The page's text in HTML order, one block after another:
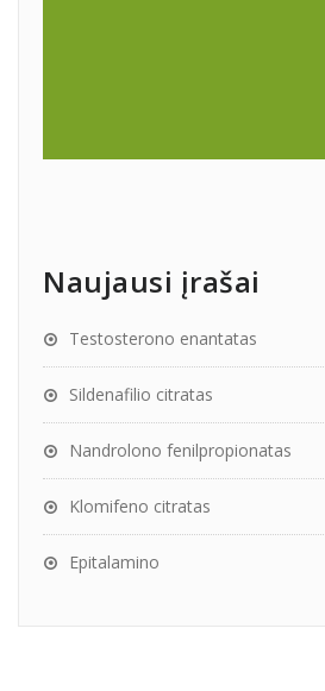
Naujausi įrašai
Testosterono enantatas
Sildenafilio citratas
Nandrolono fenilpropionatas
Klomifeno citratas
Epitalamino